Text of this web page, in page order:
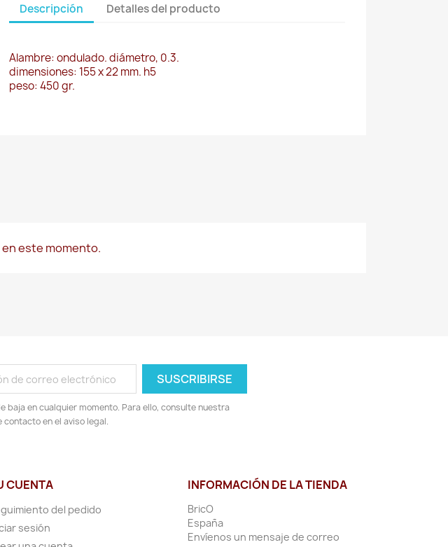
Descripción Detalles del producto
Alambre: ondulado. diámetro, 0.3.
dimensiones: 155 x 22 mm. h5
peso: 450 gr.
este momento.
baja en cualquier momento. Para ello, consulte nuestra
contacto en el aviso legal.
CUENTA
del pedido
sesión
INFORMACIÓN DE LA TIENDA
BricO
España
Envíenos un mensaje de correo